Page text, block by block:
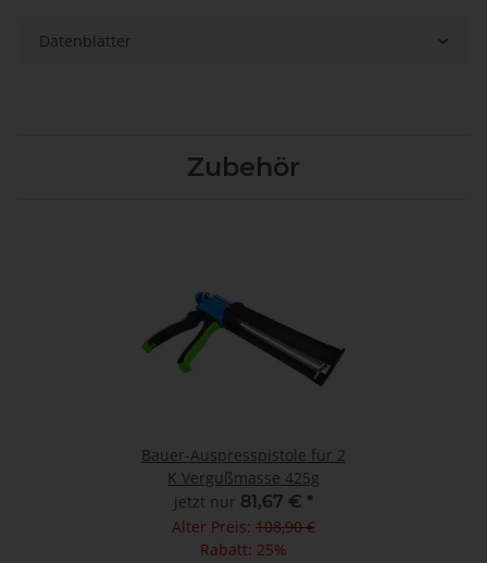
Datenblätter
Zubehör
Bauer-Auspresspistole für 2
K Vergußmasse 425g
jetzt nur 81,67 € *
Alter Preis: 108,90 €
Rabatt: 25%